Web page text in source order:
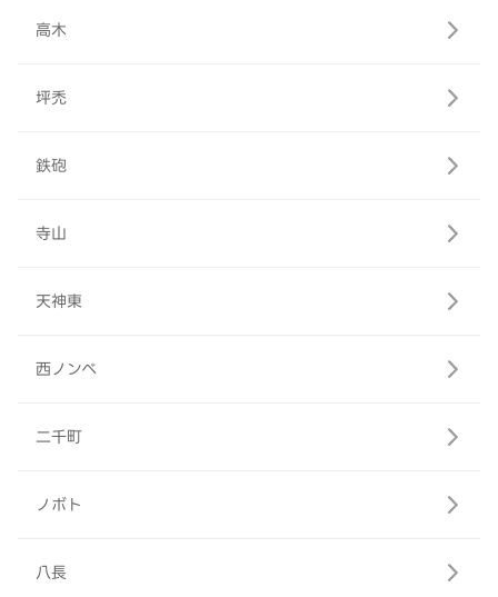
高木
坪禿
鉄砲
寺山
天神東
西ノンベ
二千町
ノボト
八長